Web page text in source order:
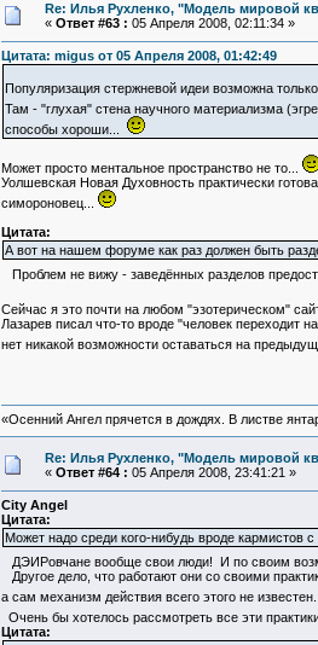
Re: Илья Рухленко, "Модель мировой
« Ответ #63 : 05 Апреля 2008, 02:11:34 »
Цитата: migus от 05 Апреля 2008, 01:42:49
Популяризация стержневой идеи возможна
Там - "глухая" стена научного материализма
способы хороши...
Может просто ментальное пространство не то...
Уолшевская Новая Духовность практически
симороновец...
Цитата:
А вот на нашем форуме как раз должен быть
Проблем не вижу - заведённых разделов
Сейчас я это почти на любом "эзотерическом"
Лазарев писал что-то вроде "человек переходит
нет никакой возможности оставаться на
«Осенний Ангел прячется в дождях. В листве
Re: Илья Рухленко, "Модель мировой
« Ответ #64 : 05 Апреля 2008, 23:41:21 »
City Angel
Цитата:
Может надо среди кого-нибудь вроде кармистов
ДЭИРовчане вообще свои люди! И по своим
Другое дело, что работают они со своими
а сам механизм действия всего этого не
Очень бы хотелось рассмотреть все эти
Цитата: